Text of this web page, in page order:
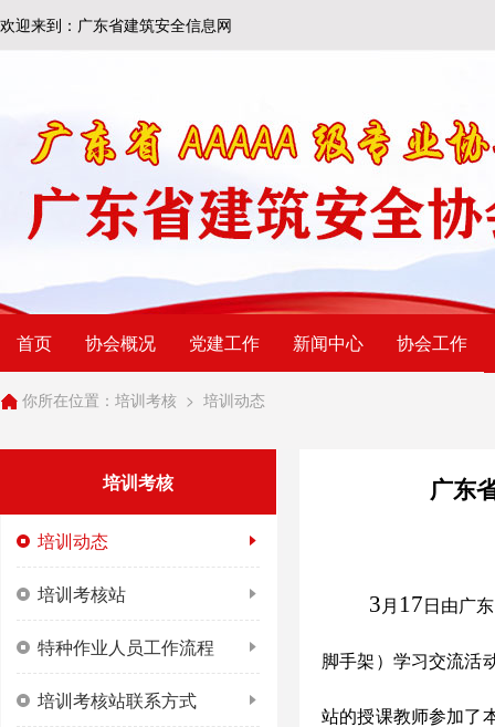
欢迎来到：广东省建筑安全信息网
首页 协会概况 党建工作 新闻中心 协会工作
你所在位置： 培训考核 > 培训动态
培训考核
培训动态
培训考核站
特种作业人员工作流程
培训考核站联系方式
广东
3 月 17 日由广
脚手架）学习交流活
站的授课教师参加了